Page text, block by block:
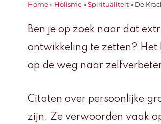
Home » Holisme » Spiritualiteit » De
Ben je op zoek naar dat
ontwikkeling te zetten? Het
op de weg naar
Citaten over persoonlijke
zijn. Ze verwoorden vaak